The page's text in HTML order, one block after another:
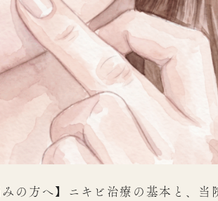
の方へ】ニキビ治療の基本と、当